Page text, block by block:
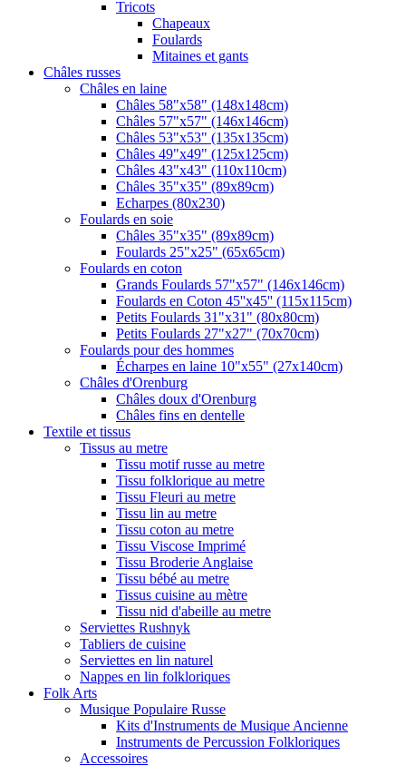
Tricots
Chapeaux
Foulards
Mitaines et gants
Châles russes
Châles en laine
Châles 58"x58" (148x148cm)
Châles 57"x57" (146x146cm)
Châles 53"x53" (135x135cm)
Châles 49"x49" (125x125cm)
Châles 43"x43" (110x110cm)
Châles 35"x35" (89x89cm)
Echarpes (80х230)
Foulards en soie
Châles 35"x35" (89x89cm)
Foulards 25"x25" (65x65cm)
Foulards en coton
Grands Foulards 57"x57" (146x146cm)
Foulards en Coton 45''x45'' (115x115cm)
Petits Foulards 31"x31" (80x80cm)
Petits Foulards 27"x27" (70x70cm)
Foulards pour des hommes
Écharpes en laine 10"x55" (27x140cm)
Châles d'Orenburg
Châles doux d'Orenburg
Châles fins en dentelle
Textile et tissus
Tissus au metre
Tissu motif russe au metre
Tissu folklorique au metre
Tissu Fleuri au metre
Tissu lin au metre
Tissu coton au metre
Tissu Viscose Imprimé
Tissu Broderie Anglaise
Tissu bébé au metre
Tissus cuisine au mètre
Tissu nid d'abeille au metre
Serviettes Rushnyk
Tabliers de cuisine
Serviettes en lin naturel
Nappes en lin folkloriques
Folk Arts
Musique Populaire Russe
Kits d'Instruments de Musique Ancienne
Instruments de Percussion Folkloriques
Accessoires